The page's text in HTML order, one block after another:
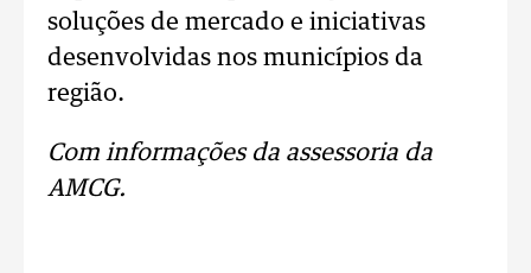
soluções de mercado e iniciativas
desenvolvidas nos municípios da
região.
Com informações da assessoria da
AMCG.